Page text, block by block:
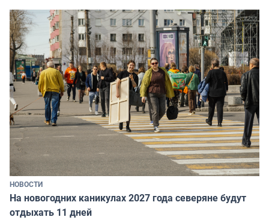
НОВОСТИ
На новогодних каникулах 2027 года северяне будут
отдыхать 11 дней